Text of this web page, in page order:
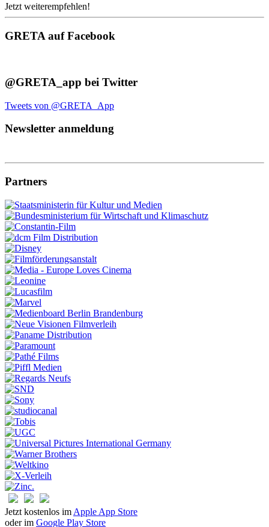
Jetzt weiterempfehlen!
GRETA auf Facebook
@GRETA_app bei Twitter
Tweets von @GRETA_App
Newsletter anmeldung
Partners
Jetzt kostenlos im Apple App Store
oder im Google Play Store